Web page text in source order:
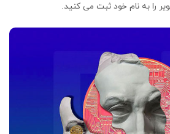
را به نام خود ثبت می کنید.